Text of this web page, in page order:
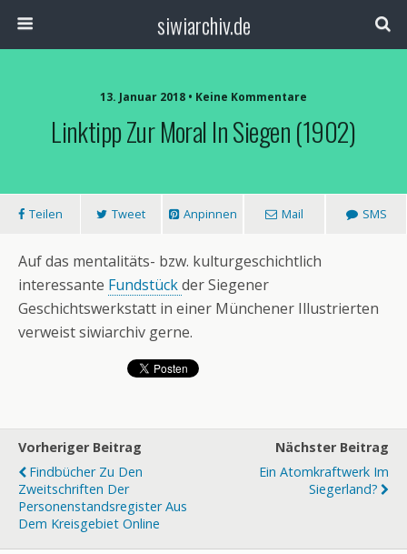
siwiarchiv.de
13. Januar 2018 • Keine Kommentare
Linktipp Zur Moral In Siegen (1902)
Teilen Tweet Anpinnen Mail SMS
Auf das mentalitäts- bzw. kulturgeschichtlich
interessante Fundstückder Siegener
Geschichtswerkstatt in einer Münchener Illustrierten
verweist siwiarchiv gerne.
Vorheriger Beitrag
Findbücher Zu Den
Zweitschriften Der
Personenstandsregister Aus
Dem Kreisgebiet Online
Nächster Beitrag
Ein Atomkraftwerk Im
Siegerland?